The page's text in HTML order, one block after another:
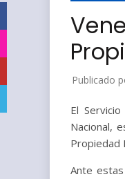
Publicado
El
Nacional,
Propiedad
Ante